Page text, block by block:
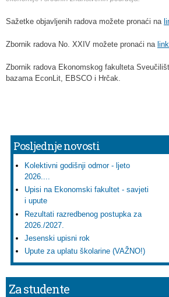
Sažetke objavljenih radova možete pronaći na
Zbornik radova No. XXIV možete pronaći na
Zbornik radova Ekonomskog fakulteta
bazama EconLit, EBSCO i Hrčak.
Posljednje novosti
Kolektivni godišnji odmor - ljeto
2026....
Upisi na Ekonomski fakultet - savjeti
i upute
Rezultati razredbenog postupka za
2026./2027.
Jesenski upisni rok
Upute za uplatu školarine (VAŽNO!)
Za studente